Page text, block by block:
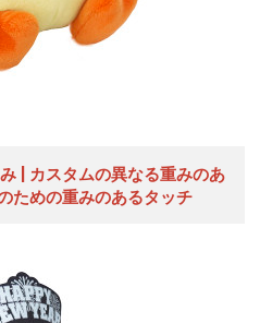
| カスタムの異なる重みのあ
ための重みのあるタッチ